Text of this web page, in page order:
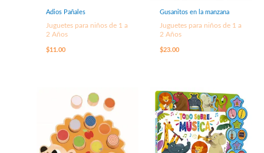
Adios Pañales
Juguetes para niños de 1 a
2 Años
$11.00
Gusanitos en la manzana
Juguetes para niños de 1 a
2 Años
$23.00